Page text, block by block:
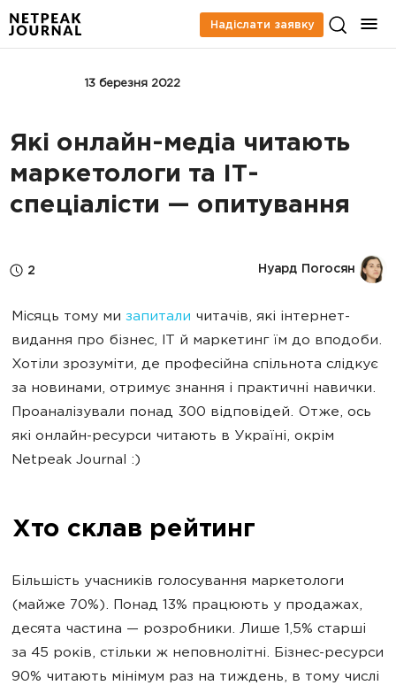
Надіслати заявку
13 березня 2022
Які онлайн-медіа читають
маркетологи та IT-
спеціалісти — опитування
2 Нуард Погосян
Місяць тому ми запитали читачів, які інтернет-
видання про бізнес, IT й маркетинг їм до вподоби.
Хотіли зрозуміти, де професійна спільнота слідкує
за новинами, отримує знання і практичні навички.
Проаналізували понад 300 відповідей. Отже, ось
які онлайн-ресурси читають в Україні, окрім
Netpeak Journal :)
Хто склав рейтинг
Більшість учасників голосування маркетологи
(майже 70%). Понад 13% працюють у продажах,
десята частина — розробники. Лише 1,5% старші
за 45 років, стільки ж неповнолітні. Бізнес-ресурси
90% читають мінімум раз на тиждень, в тому числі